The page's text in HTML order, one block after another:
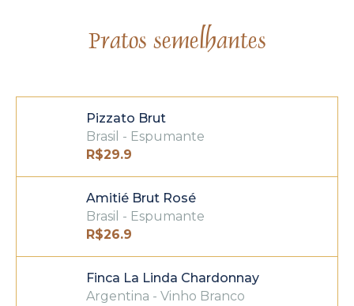
Pratos semelhantes
Pizzato Brut
Brasil - Espumante
R$29.9
Amitié Brut Rosé
Brasil - Espumante
R$26.9
Finca La Linda Chardonnay
Argentina - Vinho Branco